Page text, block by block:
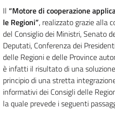
Il “Motore di cooperazione
le Regioni”, realizzato grazie alla
del Consiglio dei Ministri, Senato
Deputati, Conferenza dei
delle Regioni e delle Province
è infatti il risultato di una
principio di una stretta
informativi dei Consigli delle
la quale prevede i seguenti